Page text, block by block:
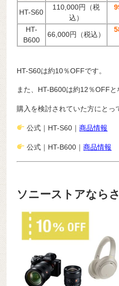
HT-S60
110,000円（税
込）
HT-
B600
66,000円（税込）
HT-S60は約10％OFFです。
また、HT-B600は約12％OFFと
購入を検討されていた方にとっ
公式｜ HT-S60｜商品情報
公式｜ HT-B600｜商品情報
ソニーストアなら